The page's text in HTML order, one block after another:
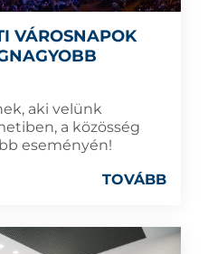
VÁROSNAPOK
aki velünk
a közösség
eseményén!
TOVÁBB